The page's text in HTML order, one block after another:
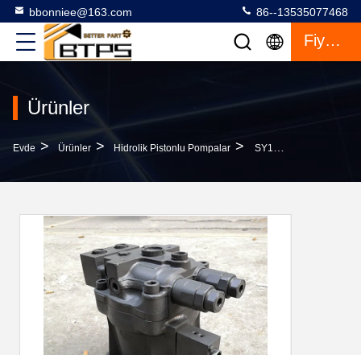
bbonniee@163.com 86--13535077468
Fiyat Teklifi
Ürünler
Evde > Ürünler > Hidrolik Pistonlu Pompalar > SY130-10 Ekskavator Swing Motor Assy M2X63 M2X96 M2X120 M2X146 M2X150 M2X170 M2X210 M5X130